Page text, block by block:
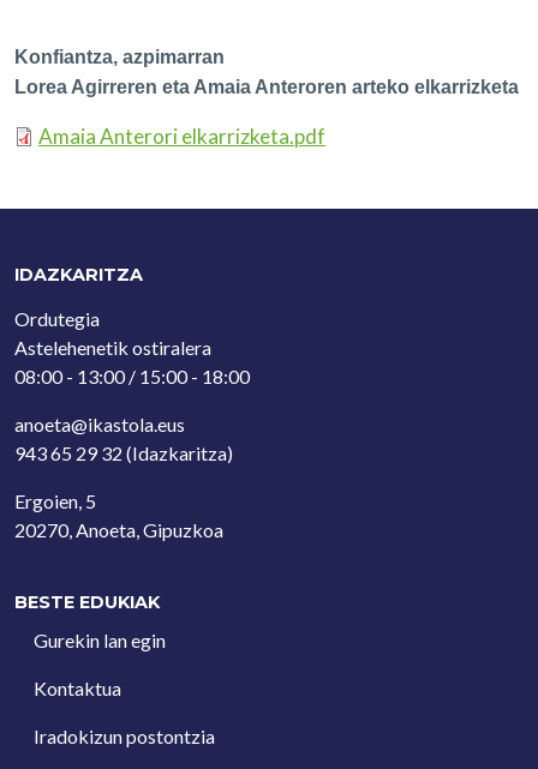
Konfiantza, azpimarran
Lorea Agirreren eta Amaia Anteroren arteko elkarrizketa
Amaia Anterori elkarrizketa.pdf
IDAZKARITZA
Ordutegia
Astelehenetik ostiralera
08:00 - 13:00 / 15:00 - 18:00
anoeta@ikastola.eus
943 65 29 32 (Idazkaritza)
Ergoien, 5
20270, Anoeta, Gipuzkoa
BESTE EDUKIAK
Gurekin lan egin
Kontaktua
Iradokizun postontzia